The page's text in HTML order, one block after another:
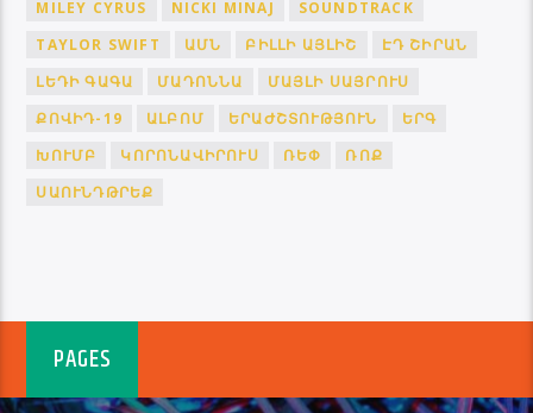
MILEY CYRUS
NICKI MINAJ
SOUNDTRACK
TAYLOR SWIFT
ԱՄՆ ԲԻԼԼԻ ԱՅԼԻՇ
ԷԴ ՇԻՐԱՆ
ԼԵԴԻ ԳԱԳԱ
ՄԱԴՈՆՆԱ
ՄԱՅԼԻ ՍԱՅՐՈՒՍ
ՔՈՎԻԴ-19
ԱԼԲՈՄ ԵՐԱԺՇՏՈՒԹՅՈՒՆ
ԵՐԳ
ԽՈՒՄԲ
ԿՈՐՈՆԱՎԻՐՈՒՍ ՌԵՓ
ՌՈՔ
ՍԱՈՒՆԴԹՐԵՔ
PAGES